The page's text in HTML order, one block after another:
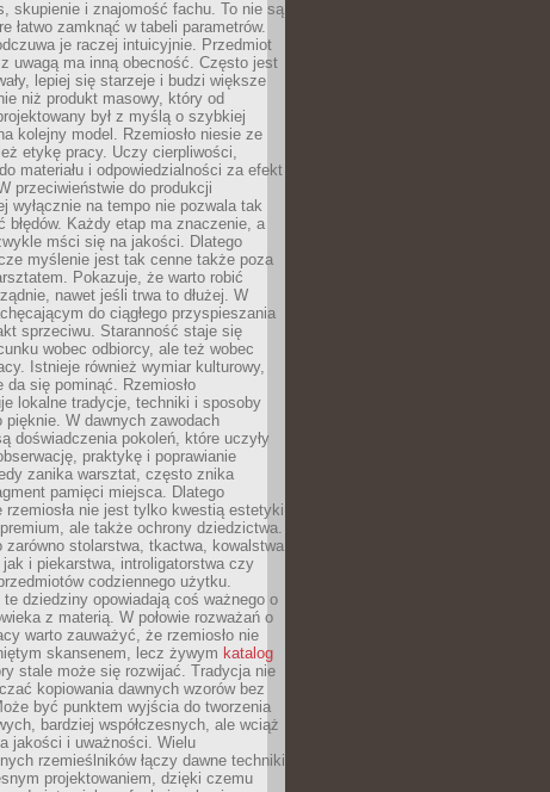
skupienie i znajomość fachu. To nie są
łatwo zamknąć w tabeli parametrów.
je raczej intuicyjnie. Przedmiot
uwagą ma inną obecność. Często jest
lepiej się starzeje i budzi większe
niż produkt masowy, który od
był z myślą o szybkiej
kolejny model. Rzemiosło niesie ze
etykę pracy. Uczy cierpliwości,
materiału i odpowiedzialności za efekt
przeciwieństwie do produkcji
wyłącznie na tempo nie pozwala tak
błędów. Każdy etap ma znaczenie, a
mści się na jakości. Dlatego
myślenie jest tak cenne także poza
Pokazuje, że warto robić
nawet jeśli trwa to dłużej. W
do ciągłego przyspieszania
sprzeciwu. Staranność staje się
wobec odbiorcy, ale też wobec
Istnieje również wymiar kulturowy,
da się pominąć. Rzemiosło
lokalne tradycje, techniki i sposoby
pięknie. W dawnych zawodach
doświadczenia pokoleń, które uczyły
praktykę i poprawianie
zanika warsztat, często znika
pamięci miejsca. Dlatego
rzemiosła nie jest tylko kwestią estetyki
ale także ochrony dziedzictwa.
zarówno stolarstwa, tkactwa, kowalstwa
i piekarstwa, introligatorstwa czy
codziennego użytku.
dziedziny opowiadają coś ważnego o
z materią. W połowie rozważań o
warto zauważyć, że rzemiosło nie
skansenem, lecz żywym katalog
stale może się rozwijać. Tradycja nie
kopiowania dawnych wzorów bez
być punktem wyjścia do tworzenia
bardziej współczesnych, ale wciąż
jakości i uważności. Wielu
rzemieślników łączy dawne techniki
projektowaniem, dzięki czemu